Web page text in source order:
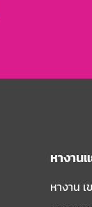
หางาน
หางาน